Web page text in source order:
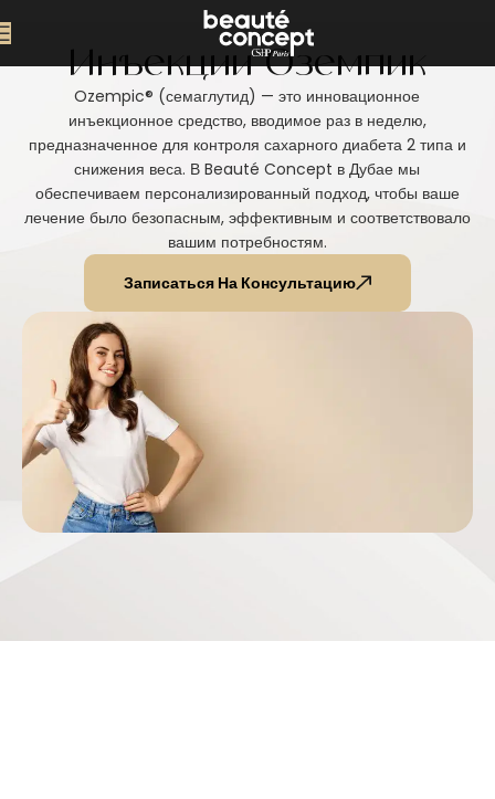
Инъекции Оземпик
Ozempic® (семаглутид) — это инновационное
инъекционное средство, вводимое раз в неделю,
предназначенное для контроля сахарного диабета 2 типа и
снижения веса. В Beauté Concept в Дубае мы
обеспечиваем персонализированный подход, чтобы ваше
лечение было безопасным, эффективным и соответствовало
вашим потребностям.
Записаться На Консультацию